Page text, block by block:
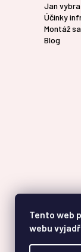
Tento web
webu
Jan
Účinky
Montáž
Blog